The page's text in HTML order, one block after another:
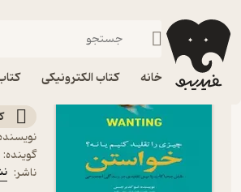
خانه کتاب الکترونیکی
فیدیبو کتاب صوتی
گوینده:
ناشر: